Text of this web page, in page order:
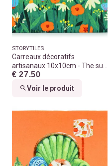
STORYTILES
Carreaux décoratifs
artisanaux 10x10cm - The sun
will shine on you
€ 27.50
Voir le produit